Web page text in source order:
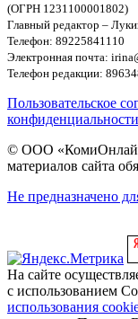
(ОГРН 1231100001802)
Главный редактор –
Телефон: 89225841110
Электронная почта:
Телефон редакции:
Пользовательское
конфиденциальности
© ООО
материалов сайта
Не предназначено
На сайте
с использованием
использования